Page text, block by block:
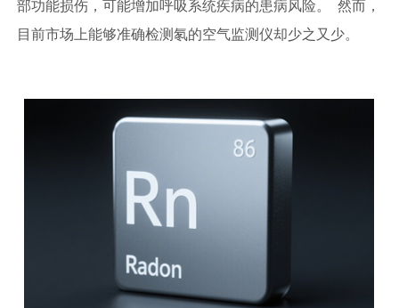
部功能损伤，可能增加呼吸系统疾病的患病风险。 然而，
目前市场上能够准确检测氡的空气监测仪却少之又少。